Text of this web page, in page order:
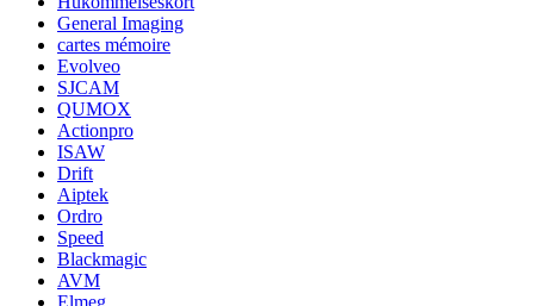
General Imaging
cartes mémoire
Evolveo
SJCAM
QUMOX
Actionpro
ISAW
Drift
Aiptek
Ordro
Speed
Blackmagic
AVM
Elmeg